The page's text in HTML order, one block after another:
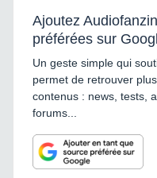
Ajoutez
préférées sur
Un geste simple qui
permet de retrouver
contenus : news, tests,
forums...